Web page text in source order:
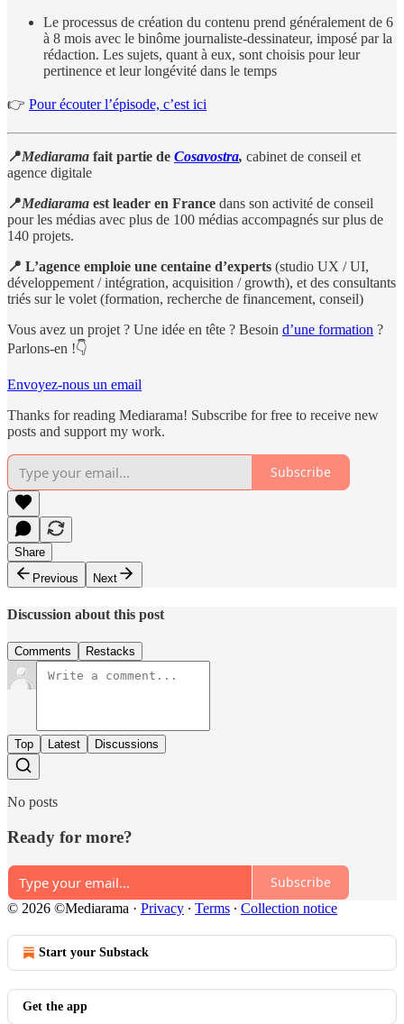
Le processus de création du contenu prend généralement de 6
à 8 mois avec le binôme journaliste-dessinateur, imposé par la
rédaction. Les sujets, quant à eux, sont choisis pour leur
pertinence et leur longévité dans le temps
👉 Pour écouter l’épisode, c’est ici
📍Mediarama fait partie de Cosavostra, cabinet de conseil et
agence digitale
📍Mediarama est leader en France dans son activité de conseil
pour les médias avec plus de 100 médias accompagnés sur plus de
140 projets.
📍 L’agence emploie une centaine d’experts (studio UX / UI,
développement / intégration, acquisition / growth), et des consultants
triés sur le volet (formation, recherche de financement, conseil)
Vous avez un projet ? Une idée en tête ? Besoin d’une formation ?
Parlons-en !👇
Envoyez-nous un email
Thanks for reading Mediarama! Subscribe for free to receive new
posts and support my work.
Subscribe
Share
Previous
Next
Discussion about this post
Comments Restacks
Top Latest Discussions
No posts
Ready for more?
Subscribe
© 2026 ©Mediarama · Privacy ∙ Terms ∙ Collection notice
Start your Substack
Get the app